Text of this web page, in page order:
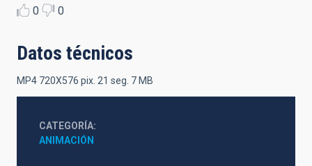
0 0
Datos técnicos
MP4 720X576 pix. 21 seg. 7 MB
CATEGORÍA
ANIMACIÓN